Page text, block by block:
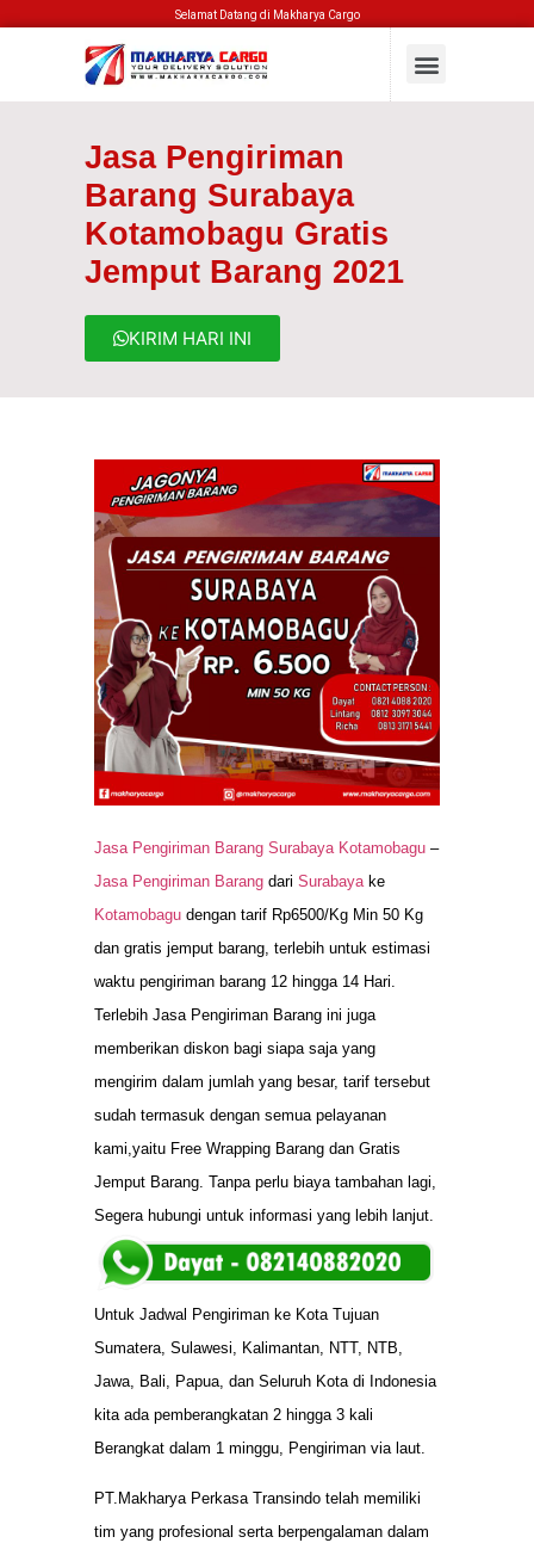
Selamat Datang di Makharya Cargo
Jasa Pengiriman
Barang Surabaya
Kotamobagu Gratis
Jemput Barang 2021
KIRIM HARI INI
Jasa Pengiriman Barang Surabaya Kotamobagu –
Jasa Pengiriman Barang dari Surabaya ke
Kotamobagu dengan tarif Rp6500/Kg Min 50 Kg
dan gratis jemput barang, terlebih untuk estimasi
waktu pengiriman barang 12 hingga 14 Hari.
Terlebih Jasa Pengiriman Barang ini juga
memberikan diskon bagi siapa saja yang
mengirim dalam jumlah yang besar, tarif tersebut
sudah termasuk dengan semua pelayanan
kami,yaitu Free Wrapping Barang dan Gratis
Jemput Barang. Tanpa perlu biaya tambahan lagi,
Segera hubungi untuk informasi yang lebih lanjut.
Untuk Jadwal Pengiriman ke Kota Tujuan
Sumatera, Sulawesi, Kalimantan, NTT, NTB,
Jawa, Bali, Papua, dan Seluruh Kota di Indonesia
kita ada pemberangkatan 2 hingga 3 kali
Berangkat dalam 1 minggu, Pengiriman via laut.
PT.Makharya Perkasa Transindo telah memiliki
tim yang profesional serta berpengalaman dalam